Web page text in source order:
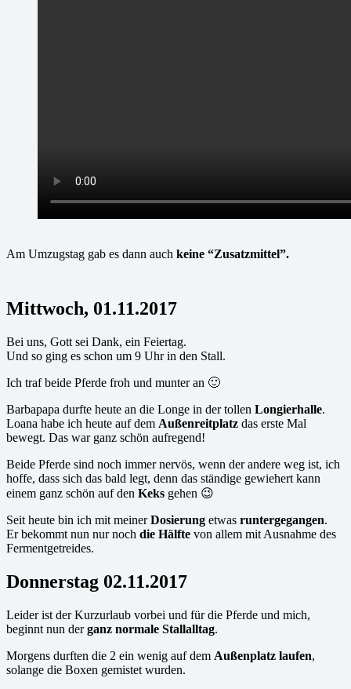
Am Umzugstag gab es dann auch keine “Zusatzmittel”.
Mittwoch, 01.11.2017
Bei uns, Gott sei Dank, ein Feiertag.
Und so ging es schon um 9 Uhr in den Stall.
Ich traf beide Pferde froh und munter an 🙂
Barbapapa durfte heute an die Longe in der tollen Longierhalle.
Loana habe ich heute auf dem Außenreitplatz das erste Mal
bewegt. Das war ganz schön aufregend!
Beide Pferde sind noch immer nervös, wenn der andere weg ist, ich
hoffe, dass sich das bald legt, denn das ständige gewiehert kann
einem ganz schön auf den Keks gehen 😉
Seit heute bin ich mit meinerDosierung etwas runtergegangen.
Er bekommt nun nur noch die Hälfte von allem mit Ausnahme des
Fermentgetreides.
Donnerstag 02.11.2017
Leider ist der Kurzurlaub vorbei und für die Pferde und mich,
beginnt nun derganz normale Stallalltag.
Morgens durften die 2 ein wenig auf dem Außenplatz laufen,
solange die Boxen gemistet wurden.